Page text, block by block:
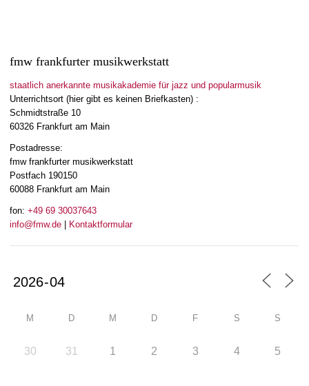
fmw frankfurter musikwerkstatt
staatlich anerkannte musikakademie für jazz und popularmusik
Unterrichtsort (hier gibt es keinen Briefkasten) :
Schmidtstraße 10
60326 Frankfurt am Main
Postadresse:
fmw frankfurter musikwerkstatt
Postfach 190150
60088 Frankfurt am Main
fon: +49 69 30037643
info@fmw.de
Kontaktformular
M D M D F S S
30 31 1 2 3 4 5